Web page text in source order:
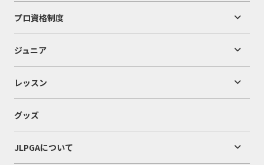
プロ資格制度
ジュニア
レッスン
グッズ
JLPGAについて